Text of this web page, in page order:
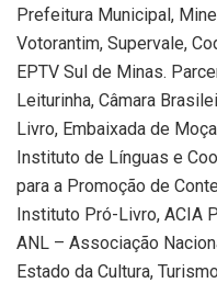
Prefeitura Municipal,
Votorantim, Supervale,
EPTV Sul de Minas.
Leiturinha, Câmara
Livro, Embaixada de
Instituto de Línguas e
para a Promoção de
Instituto Pró-Livro, ACIA
ANL – Associação
Estado da Cultura,